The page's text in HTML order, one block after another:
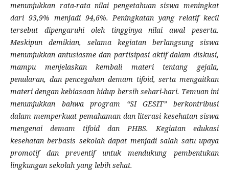
menunjukkan rata-rata nilai pengetahuan siswa meningkat
dari 93,9% menjadi 94,6%. Peningkatan yang relatif kecil
tersebut dipengaruhi oleh tingginya nilai awal peserta.
Meskipun demikian, selama kegiatan berlangsung siswa
menunjukkan antusiasme dan partisipasi aktif dalam diskusi,
mampu menjelaskan kembali materi tentang gejala,
penularan, dan pencegahan demam tifoid, serta mengaitkan
materi dengan kebiasaan hidup bersih sehari-hari. Temuan ini
menunjukkan bahwa program “SI GESIT” berkontribusi
dalam memperkuat pemahaman dan literasi kesehatan siswa
mengenai demam tifoid dan PHBS. Kegiatan edukasi
kesehatan berbasis sekolah dapat menjadi salah satu upaya
promotif dan preventif untuk mendukung pembentukan
lingkungan sekolah yang lebih sehat.